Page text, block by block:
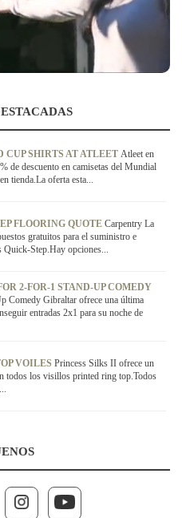
CUP SHIRTS AT ATLEET Atleet en
de descuento en camisetas del Mundial
tienda.La oferta esta...
FLOORING QUOTE Carpentry La
gratuitos para el suministro e
Step.Hay opciones...
2-FOR-1 STAND-UP COMEDY
Comedy Gibraltar ofrece una última
entradas 2x1 para su noche de
VOILES Princess Silks II ofrece un
todos los visillos printed ring top.Todos